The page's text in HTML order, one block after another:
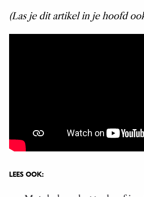
(Las je dit artikel in je hoofd
LEES OOK: